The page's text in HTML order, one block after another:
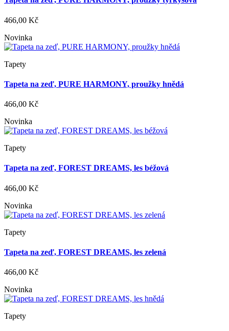
466,00 Kč
Novinka
Tapety
Tapeta na zeď, PURE HARMONY, proužky hnědá
466,00 Kč
Novinka
Tapety
Tapeta na zeď, FOREST DREAMS, les béžová
466,00 Kč
Novinka
Tapety
Tapeta na zeď, FOREST DREAMS, les zelená
466,00 Kč
Novinka
Tapety